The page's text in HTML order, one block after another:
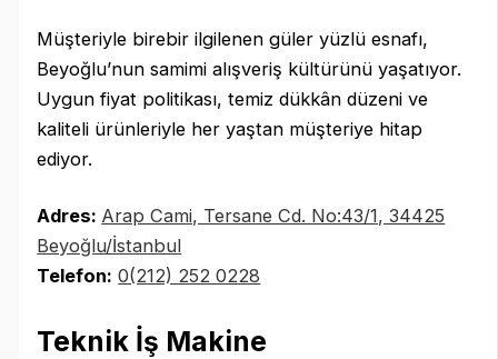
Müşteriyle birebir ilgilenen güler yüzlü esnafı,
Beyoğlu’nun samimi alışveriş kültürünü yaşatıyor.
Uygun fiyat politikası, temiz dükkân düzeni ve
kaliteli ürünleriyle her yaştan müşteriye hitap
ediyor.
Adres: Arap Cami, Tersane Cd. No:43/1, 34425
Beyoğlu/İstanbul
Telefon: 0(212) 252 0228
Teknik İş Makine